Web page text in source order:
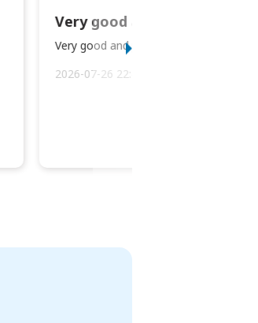
Very good and prompt service.
2026-07-26 22:43:45